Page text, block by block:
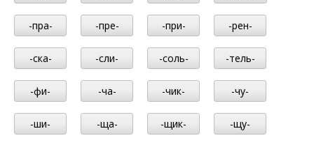
-пра- -пре- -при- -рен-
-ска- -сли- -соль- -тель-
-фи- -ча- -чик- -чу-
-ши- -ща- -щик- -щу-